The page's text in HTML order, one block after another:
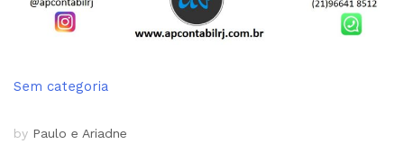
Sem categoria
by Paulo e Ariadne